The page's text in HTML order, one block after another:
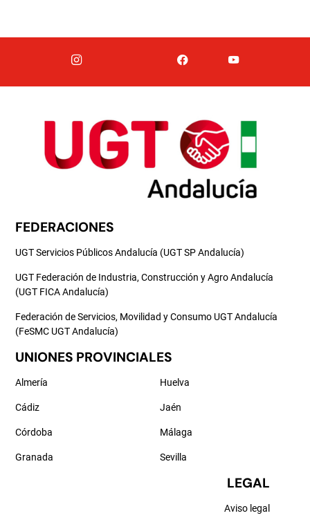
FEDERACIONES
UGT Servicios Públicos Andalucía (UGT SP Andalucía)
UGT Federación de Industria, Construcción y Agro Andalucía
(UGT FICA Andalucía)
Federación de Servicios, Movilidad y Consumo UGT Andalucía
(FeSMC UGT Andalucía)
UNIONES PROVINCIALES
Almería
Cádiz
Córdoba
Granada
Huelva
Jaén
Málaga
Sevilla
LEGAL
Aviso legal